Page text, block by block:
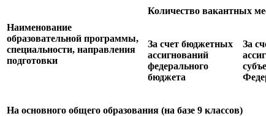
Наименование
образовательной программы,
специальности, направления
подготовки
Количество вакантных
За счет бюджетных
ассигнований
федерального
бюджета
За
На основного общего образования (на базе 9 классов)